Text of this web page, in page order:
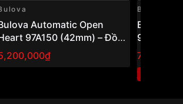
Automatic Open
97A150 (42mm) – Đồng
nam cơ hở tim, phong
cách cổ điển sang trọn
Bulova
Bulova
97A108
nam cơ